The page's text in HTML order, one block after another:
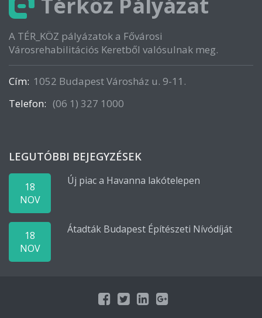
A TÉR_KÖZ pályázatok a Fővárosi
Városrehabilitációs Keretből valósulnak meg.
Cím: 1052 Budapest Városház u. 9-11.
Telefon: (06 1) 327 1000
LEGUTÓBBI BEJEGYZÉSEK
18
NOV
Új piac a Havanna lakótelepen
18
NOV
Átadták Budapest Építészeti Nívódíját